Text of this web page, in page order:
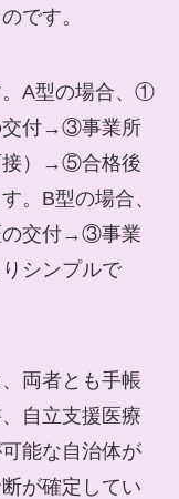
です。
A型の場合、①
交付→③事業所
接）→⑤合格後
。B型の場合、
交付→③事業
シンプルで
両者とも手帳
自立支援医療
能な自治体が
が確定してい